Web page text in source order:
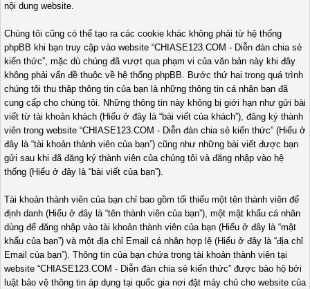
nội dung website.
Chúng tôi cũng có thể tạo ra các cookie khác không phải từ hệ thống
phpBB khi bạn truy cập vào website “CHIASE123.COM - Diễn đàn chia sẻ
kiến thức”, mặc dù chúng đã vượt qua phạm vi của văn bản này khi đây
không phải vấn đề thuộc về hệ thống phpBB. Bước thứ hai trong quá trình
chúng tôi thu thập thông tin của bạn là những thông tin cá nhân bạn đã
cung cấp cho chúng tôi. Những thông tin này không bị giới hạn như gửi bài
viết từ tài khoản khách (Hiểu ở đây là “bài viết của khách”), đăng ký thành
viên trong website “CHIASE123.COM - Diễn đàn chia sẻ kiến thức” (Hiểu ở
đây là “tài khoản thành viên của bạn”) cũng như những bài viết được bạn
gửi sau khi đã đăng ký thành viên của chúng tôi và đăng nhập vào hệ
thống (Hiểu ở đây là “bài viết của bạn”).
Tài khoản thành viên của bạn chỉ bao gồm tối thiểu một tên thành viên để
định danh (Hiểu ở đây là “tên thành viên của bạn”), một mật khẩu cá nhân
dùng để đăng nhập vào tài khoản thành viên của bạn (Hiểu ở đây là “mật
khẩu của bạn”) và một địa chỉ Email cá nhân hợp lệ (Hiểu ở đây là “địa chỉ
Email của bạn”). Thông tin của bạn chứa trong tài khoản thành viên tại
website “CHIASE123.COM - Diễn đàn chia sẻ kiến thức” được bảo hộ bởi
luật bảo vệ thông tin áp dụng tại quốc gia nơi đặt máy chủ cho website của